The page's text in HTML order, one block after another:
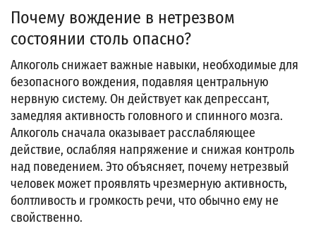
Почему вождение в нетрезвом
состоянии столь опасно?
Алкоголь снижает важные навыки, необходимые для
безопасного вождения, подавляя центральную
нервную систему. Он действует как депрессант,
замедляя активность головного и спинного мозга.
Алкоголь сначала оказывает расслабляющее
действие, ослабляя напряжение и снижая контроль
над поведением. Это объясняет, почему нетрезвый
человек может проявлять чрезмерную активность,
болтливость и громкость речи, что обычно ему не
свойственно.